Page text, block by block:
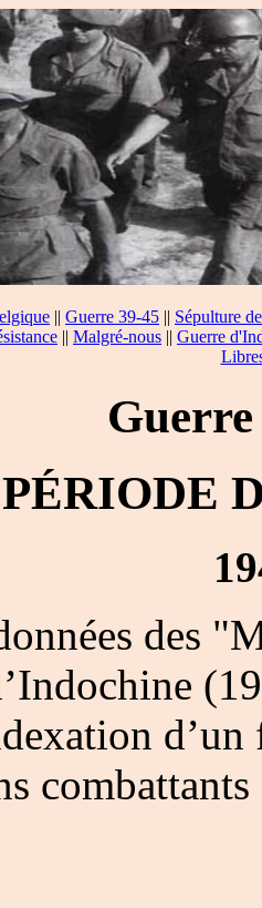
|| Guerre 39-45 || Sépulture
|| Malgré-nous || Guerre
PÉRIODE
des